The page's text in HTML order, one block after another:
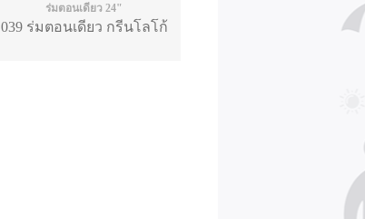
ร่มตอนเดียว 24"
039 ร่มตอนเดียว กรีนโลโก้